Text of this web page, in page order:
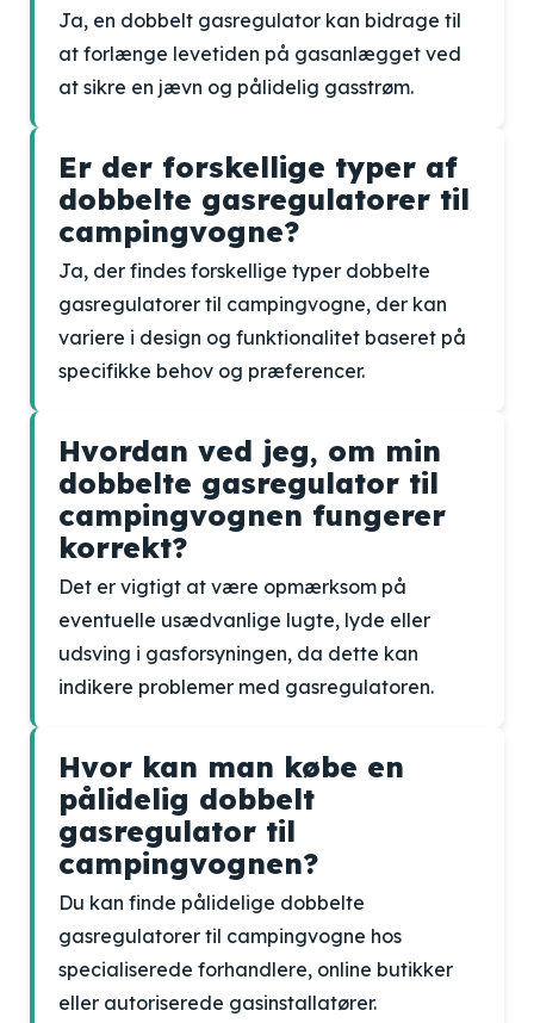
Ja, en dobbelt gasregulator kan bidrage til
at forlænge levetiden på gasanlægget ved
at sikre en jævn og pålidelig gasstrøm.
Er der forskellige typer af
dobbelte gasregulatorer til
campingvogne?
Ja, der findes forskellige typer dobbelte
gasregulatorer til campingvogne, der kan
variere i design og funktionalitet baseret på
specifikke behov og præferencer.
Hvordan ved jeg, om min
dobbelte gasregulator til
campingvognen fungerer
korrekt?
Det er vigtigt at være opmærksom på
eventuelle usædvanlige lugte, lyde eller
udsving i gasforsyningen, da dette kan
indikere problemer med gasregulatoren.
Hvor kan man købe en
pålidelig dobbelt
gasregulator til
campingvognen?
Du kan finde pålidelige dobbelte
gasregulatorer til campingvogne hos
specialiserede forhandlere, online butikker
eller autoriserede gasinstallatører.